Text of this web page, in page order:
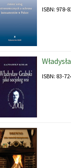
ISBN: 978-
ISBN: 83-